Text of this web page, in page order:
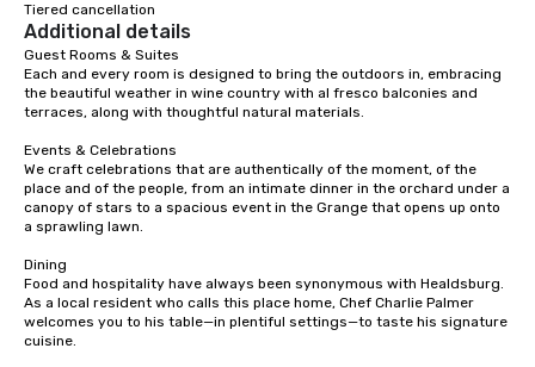
Tiered cancellation
Additional details
Guest Rooms & Suites
Each and every room is designed to bring the outdoors in, embracing
the beautiful weather in wine country with al fresco balconies and
terraces, along with thoughtful natural materials.
Events & Celebrations
We craft celebrations that are authentically of the moment, of the
place and of the people, from an intimate dinner in the orchard under a
canopy of stars to a spacious event in the Grange that opens up onto
a sprawling lawn.
Dining
Food and hospitality have always been synonymous with Healdsburg.
As a local resident who calls this place home, Chef Charlie Palmer
welcomes you to his table—in plentiful settings—to taste his signature
cuisine.